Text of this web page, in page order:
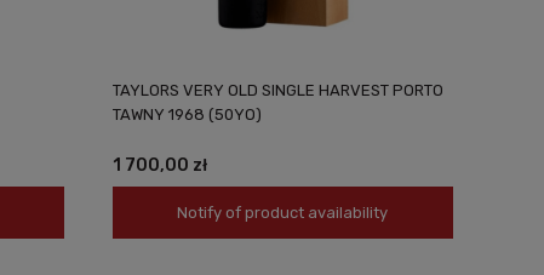
TAYLORS VERY OLD SINGLE HARVEST PORTO
TAWNY 1968 (50YO)
1 700,00 zł
Notify of product availability